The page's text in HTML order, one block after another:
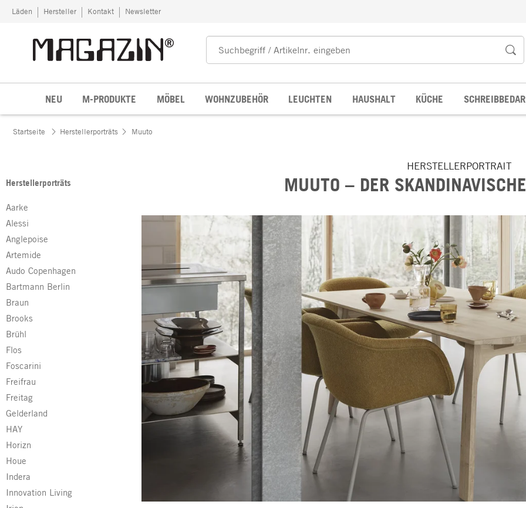
Zum Inhalt springen
Läden Hersteller Kontakt Newsletter
NEU M-PRODUKTE MÖBEL WOHNZUBEHÖR LEUCHTEN HAUSHALT KÜCHE
Startseite Herstellerporträts Muuto
Herstellerporträts
Aarke
Alessi
Anglepoise
Artemide
Audo Copenhagen
Bartmann Berlin
Braun
Brooks
Brühl
Flos
Foscarini
Freifrau
Freitag
Gelderland
HAY
Horizn
Houe
Indera
Innovation Living
HERSTELLERPORTRAIT
MUUTO – DER